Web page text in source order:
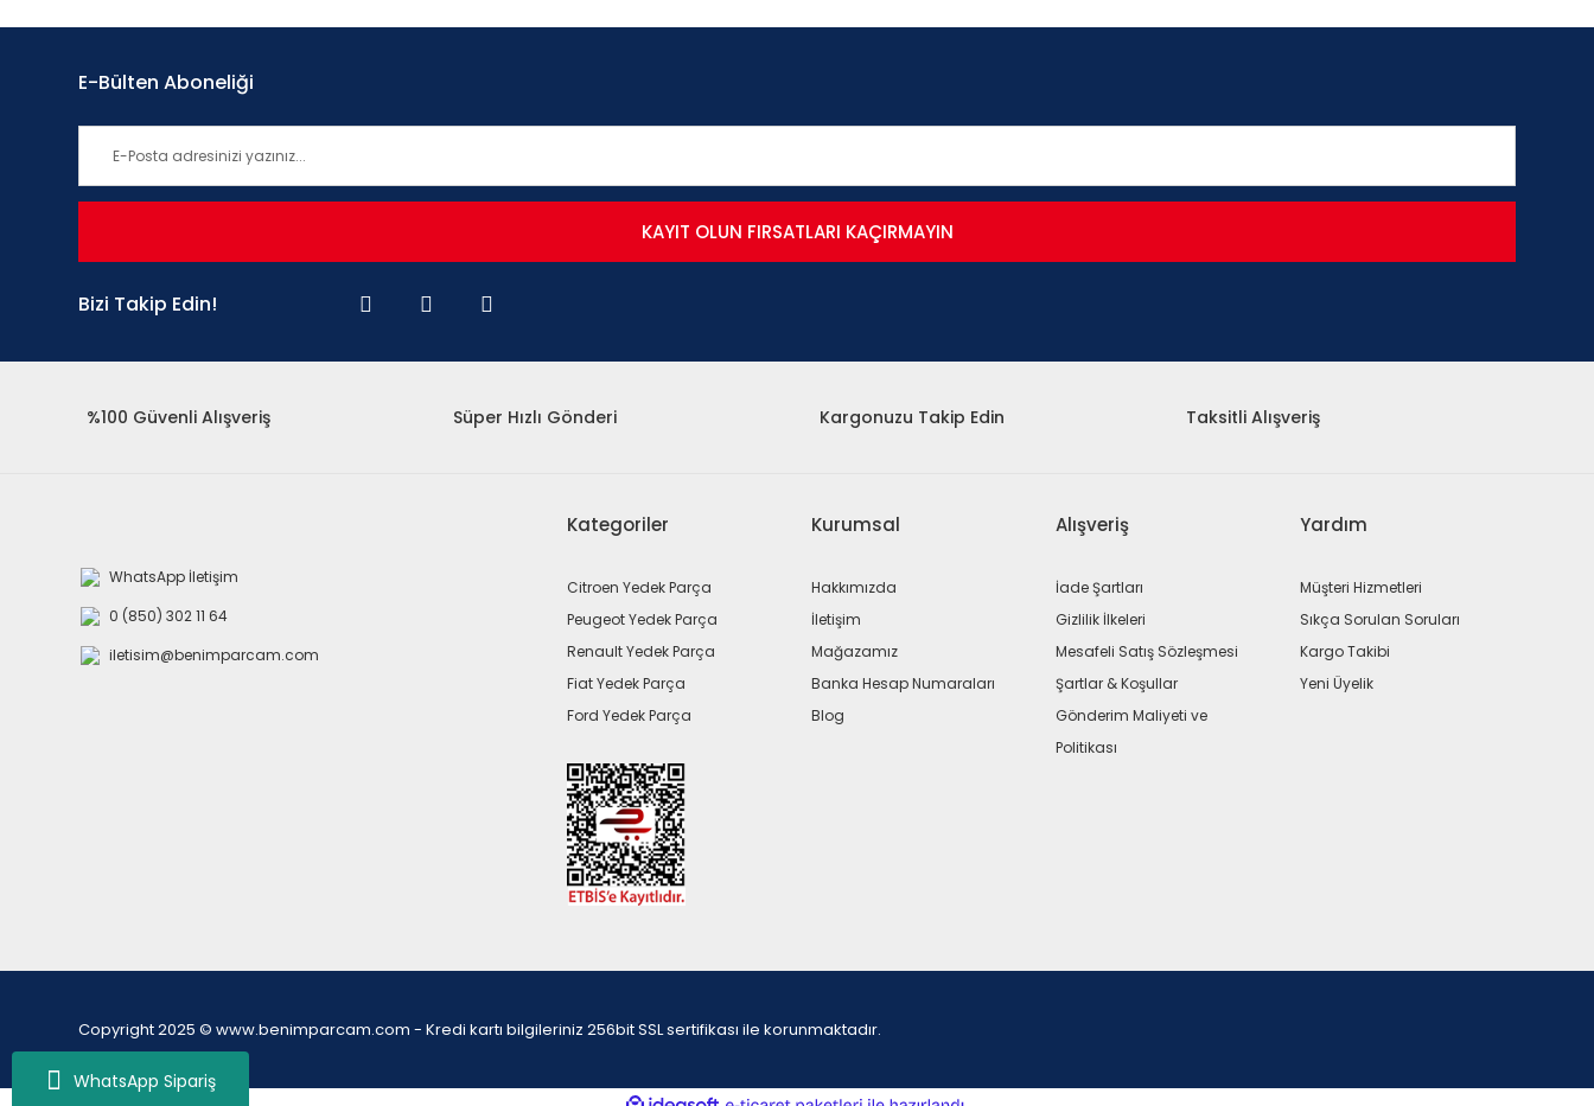
WhatsApp Sipariş
E-Bülten Aboneliği
KAYIT OLUN FIRSATLARI KAÇIRMAYIN
Bizi Takip Edin!
%100 Güvenli Alışveriş Süper Hızlı Gönderi Kargonuzu Takip Edin Taksitli Alışveriş
WhatsApp İletişim
0 (850) 302 11 64
iletisim@benimparcam.com
Kategoriler
Citroen Yedek Parça
Peugeot Yedek Parça
Renault Yedek Parça
Fiat Yedek Parça
Ford Yedek Parça
Kurumsal
Hakkımızda
İletişim
Mağazamız
Banka Hesap Numaraları
Blog
Alışveriş
İade Şartları
Gizlilik İlkeleri
Mesafeli Satış Sözleşmesi
Şartlar & Koşullar
Gönderim Maliyeti ve
Politikası
Yardım
Müşteri Hizmetleri
Sıkça Sorulan Soruları
Kargo Takibi
Yeni Üyelik
Copyright 2025 © www.benimparcam.com - Kredi kartı bilgileriniz 256bit SSL sertifikası ile korunmaktadır.